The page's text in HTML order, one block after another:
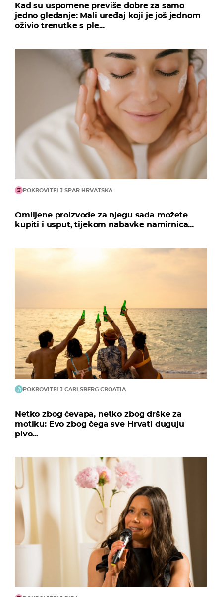
Kad su uspomene previše dobre za samo
jedno gledanje: Mali uređaj koji je još jednom
oživio trenutke s ple...
POKROVITELJ SPAR HRVATSKA
Omiljene proizvode za njegu sada možete
kupiti i usput, tijekom nabavke namirnica...
POKROVITELJ CARLSBERG CROATIA
Netko zbog ćevapa, netko zbog drške za
motiku: Evo zbog čega sve Hrvati duguju
pivo...